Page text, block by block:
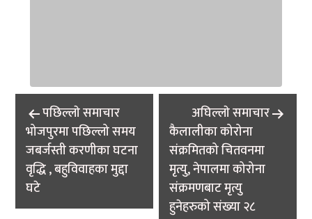
Post
navigation
पछिल्लाे समाचार
भोजपुरमा पछिल्लो समय
जबर्जस्ती करणीका घटना
वृद्धि , बहुविवाहका मुद्दा
घटे
अघिल्लाे समाचार
कैलालीका कोरोना
संक्रमितको चितवनमा
मृत्यु, नेपालमा कोरोना
संक्रमणबाट मृत्यु
हुनेहरुको संख्या २८